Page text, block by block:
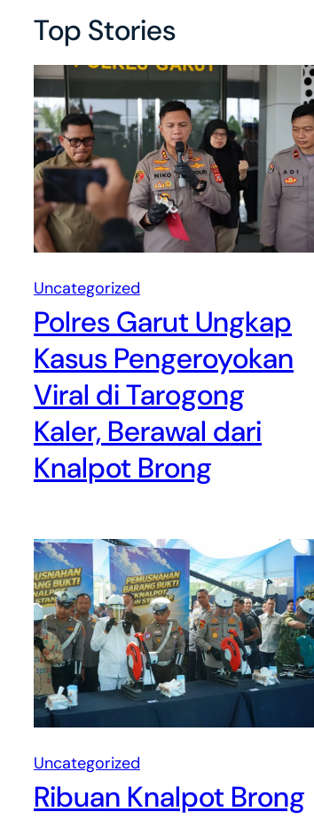
Top Stories
Uncategorized
Polres Garut Ungkap
Kasus Pengeroyokan
Viral di Tarogong
Kaler, Berawal dari
Knalpot Brong
Uncategorized
Ribuan Knalpot Brong